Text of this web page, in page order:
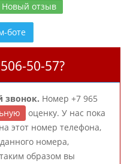
Новый отзыв
боте
50-57?
звонок. Номер +7 965
оценку. У нас пока
этот номер телефона,
номера,
образом вы